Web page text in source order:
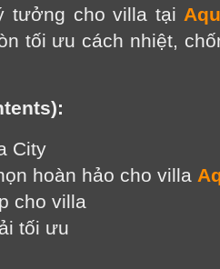
tưởng cho villa tại
tối ưu cách nhiệt,
City
hoàn hảo cho villa
cho villa
tối ưu